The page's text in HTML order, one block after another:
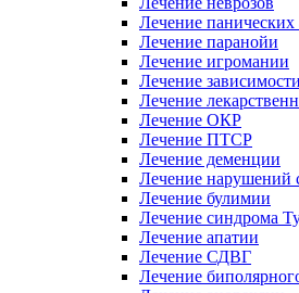
Лечение панических
Лечение паранойи
Лечение игромании
Лечение
Лечение
Лечение ОКР
Лечение ПТСР
Лечение деменции
Лечение нарушений
Лечение булимии
Лечение синдрома
Лечение апатии
Лечение СДВГ
Лечение